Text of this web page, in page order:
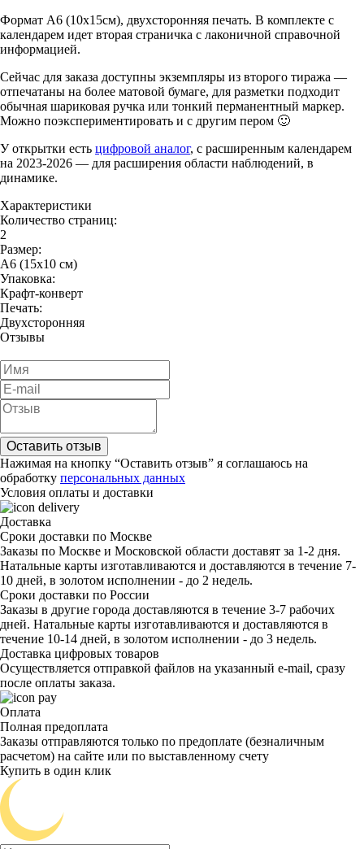
Формат А6 (10х15см), двухсторонняя печать. В комплекте с
календарем идет вторая страничка с лаконичной справочной
информацией.
Сейчас для заказа доступны экземпляры из второго тиража —
отпечатаны на более матовой бумаге, для разметки подходит
обычная шариковая ручка или тонкий перманентный маркер.
Можно поэкспериментировать и с другим пером 🙂
У открытки есть цифровой аналог, с расширенным календарем
на 2023-2026 — для расширения области наблюдений, в
динамике.
Характеристики
Количество страниц:
2
Размер:
А6 (15х10 см)
Упаковка:
Крафт-конверт
Печать:
Двухсторонняя
Отзывы
Нажимая на кнопку “Оставить отзыв” я соглашаюсь на
обработку персональных данных
Условия оплаты и доставки
Доставка
Сроки доставки по Москве
Заказы по Москве и Московской области доставят за 1-2 дня.
Натальные карты изготавливаются и доставляются в течение 7-
10 дней, в золотом исполнении - до 2 недель.
Сроки доставки по России
Заказы в другие города доставляются в течение 3-7 рабочих
дней. Натальные карты изготавливаются и доставляются в
течение 10-14 дней, в золотом исполнении - до 3 недель.
Доставка цифровых товаров
Осуществляется отправкой файлов на указанный e-mail, сразу
после оплаты заказа.
Оплата
Полная предоплата
Заказы отправляются только по предоплате (безналичным
расчетом) на сайте или по выставленному счету
Купить в один клик